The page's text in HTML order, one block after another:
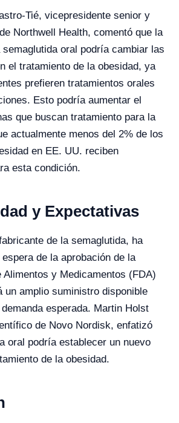
Tié, vicepresidente senior y
Northwell Health, comentó que la
oral podría cambiar las
el tratamiento de la obesidad, ya
prefieren tratamientos orales
Esto podría aumentar el
que buscan tratamiento para la
actualmente menos del 2% de los
en EE. UU. reciben
esta condición.
y Expectativas
de la semaglutida, ha
de la aprobación de la
Alimentos y Medicamentos (FDA)
un amplio suministro disponible
esperada. Martin Holst
de Novo Nordisk, enfatizó
oral podría establecer un nuevo
de la obesidad.